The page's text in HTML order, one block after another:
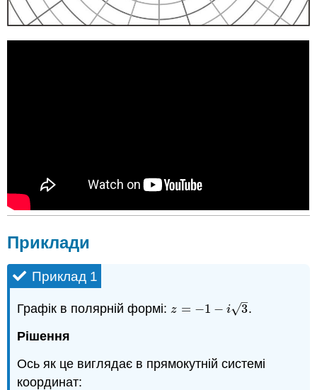
Приклади
Приклад 1
Графік в полярній формі: z = −1 − i 3
–
√
z =− 1−i 3
.
Рішення
Ось як це виглядає в прямокутній системі
координат: